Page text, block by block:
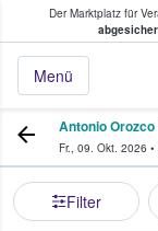
Der Marktplatz für
Menü
Tickets
Antonio Orozco
Fr., 09. Okt. 2026 •
Filter